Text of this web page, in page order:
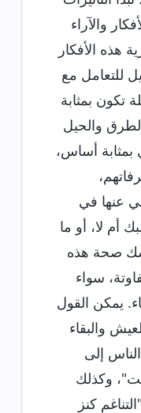
والآراء
هذه الأفكار
للتعامل مع
تكون بمثابة
والحيل
بمثابة أساس،
عنها في
أم لا، أو ما
صحة هذه
سواء
يمكن القول
والبقاء
إلى
وكذلك
كنز